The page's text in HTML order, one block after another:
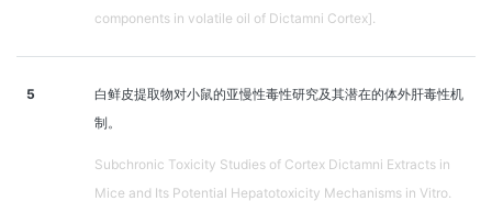
components in volatile oil of Dictamni Cortex].
5
白鲜皮提取物对小鼠的亚慢性毒性研究及其潜在的体外肝毒性机
制。
Subchronic Toxicity Studies of Cortex Dictamni Extracts in
Mice and Its Potential Hepatotoxicity Mechanisms in Vitro.